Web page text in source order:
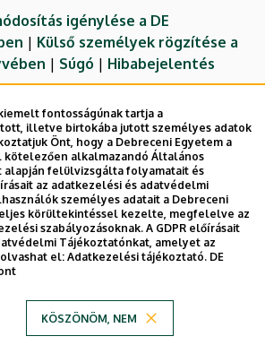
igénylése a DE
| Külső személyek rögzítése a
| Súgó | Hibabejelentés
Adatvédelem
Adatvédelem
Copyright © 2026 Unideb
fontosságúnak tartja a
illetve birtokába jutott személyes adatok
Önt, hogy a Debreceni Egyetem a
kötelezően alkalmazandó Általános
alapján felülvizsgálta folyamatait és
az adatkezelési és adatvédelmi
személyes adatait a Debreceni
körültekintéssel kezelte, megfelelve az
szabályozásoknak. A GDPR előírásait
Tájékoztatónkat, amelyet az
el: Adatkezelési tájékoztató. DE
KÖSZÖNÖM, NEM